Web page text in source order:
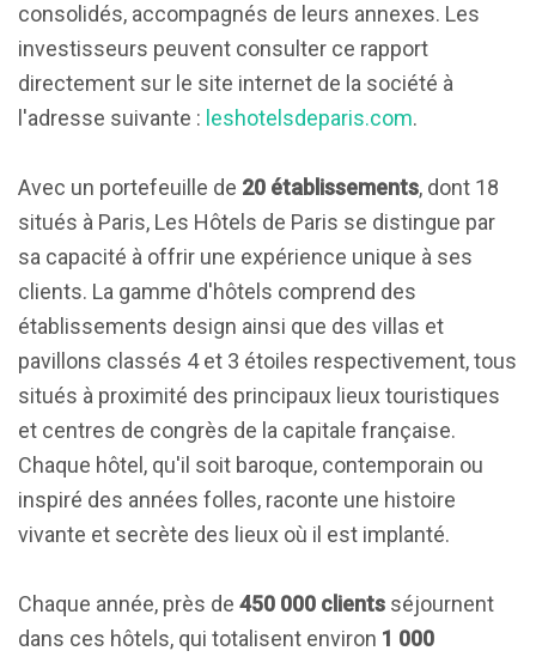
consolidés, accompagnés de leurs annexes. Les
investisseurs peuvent consulter ce rapport
directement sur le site internet de la société à
l'adresse suivante : leshotelsdeparis.com.
Avec un portefeuille de 20 établissements, dont 18
situés à Paris, Les Hôtels de Paris se distingue par
sa capacité à offrir une expérience unique à ses
clients. La gamme d'hôtels comprend des
établissements design ainsi que des villas et
pavillons classés 4 et 3 étoiles respectivement, tous
situés à proximité des principaux lieux touristiques
et centres de congrès de la capitale française.
Chaque hôtel, qu'il soit baroque, contemporain ou
inspiré des années folles, raconte une histoire
vivante et secrète des lieux où il est implanté.
Chaque année, près de 450 000 clients séjournent
dans ces hôtels, qui totalisent environ 1 000